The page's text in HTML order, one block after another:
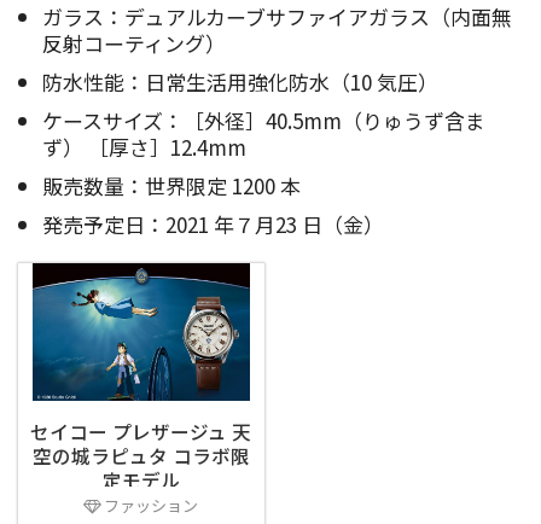
ガラス：デュアルカーブサファイアガラス（内面無
反射コーティング）
防水性能：日常生活用強化防水（10 気圧）
ケースサイズ：［外径］40.5mm（りゅうず含ま
ず） ［厚さ］12.4mm
販売数量：世界限定 1200 本
発売予定日：2021 年７月23 日（金）
セイコー プレザージュ 天
空の城ラピュタ コラボ限
定モデル
ファッション